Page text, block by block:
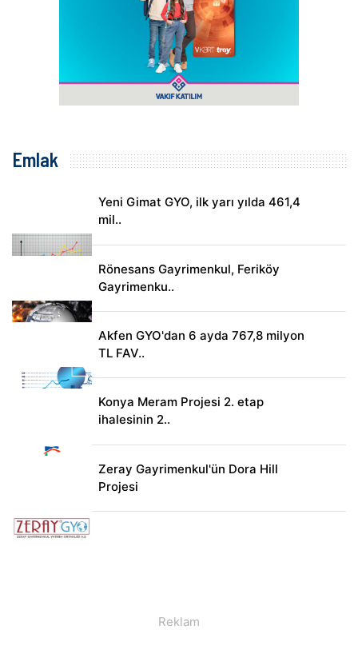
Emlak
Yeni Gimat GYO, ilk yarı yılda 461,4
mil..
Rönesans Gayrimenkul, Feriköy
Gayrimenku..
Akfen GYO'dan 6 ayda 767,8 milyon
TL FAV..
Konya Meram Projesi 2. etap
ihalesinin 2..
Zeray Gayrimenkul'ün Dora Hill
Projesi